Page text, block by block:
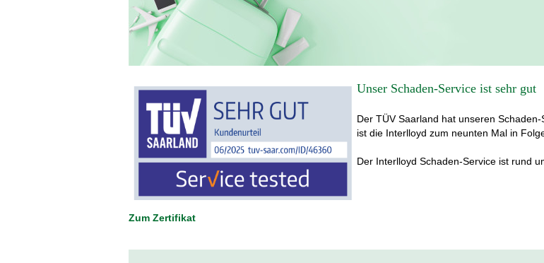
Unser Schaden-Service ist sehr gut
Der TÜV Saarland hat unseren
ist die Interlloyd zum neunten Mal in
Der Interlloyd Schaden-Service ist rund
Zum Zertifikat